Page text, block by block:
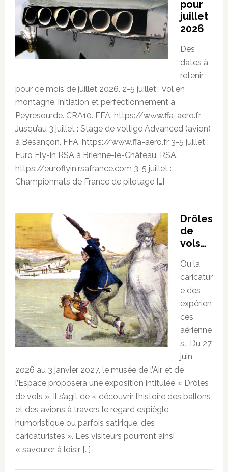
pour
juillet
2026
Des
dates à
retenir
pour ce mois de juillet 2026. 2-5 juillet : Vol en
montagne, initiation et perfectionnement à
Peyresourde. CRA10. FFA. https://www.ffa-aero.fr
Jusqu’au 3 juillet : Stage de voltige Advanced (avion)
à Besançon. FFA. https://www.ffa-aero.fr 3-5 juillet :
Euro Fly-in RSA à Brienne-le-Château. RSA.
https://euroflyin.rsafrance.com 3-5 juillet :
Championnats de France de pilotage […]
Drôles
de
vols…
Ou la
caricatur
e des
expérien
ces
aérienne
s… Du 27
juin
2026 au 3 janvier 2027, le musée de l’Air et de
l’Espace proposera une exposition intitulée « Drôles
de vols ». Il s’agit de « découvrir l’histoire des ballons
et des avions à travers le regard espiègle,
humoristique ou parfois satirique, des
caricaturistes ». Les visiteurs pourront ainsi
« savourer à loisir […]